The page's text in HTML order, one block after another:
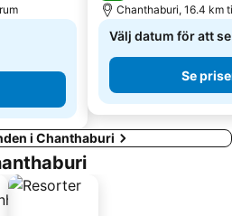
Chanthaburi, 16.4 km
Välj datum för att
Se
i Chanthaburi